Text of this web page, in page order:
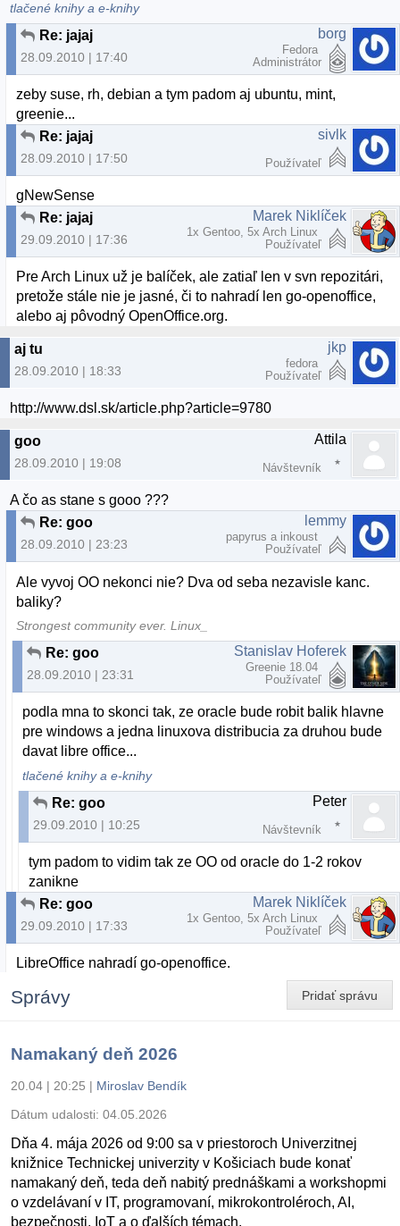
tlačené knihy a e-knihy
Re: jajaj
28.09.2010 | 17:40
borg
Fedora
Administrátor
zeby suse, rh, debian a tym padom aj ubuntu, mint,
greenie...
Re: jajaj
28.09.2010 | 17:50
sivlk
Používateľ
gNewSense
Re: jajaj
29.09.2010 | 17:36
Marek Niklíček
1x Gentoo, 5x Arch Linux
Používateľ
Pre Arch Linux už je balíček, ale zatiaľ len v svn repozitári,
pretože stále nie je jasné, či to nahradí len go-openoffice,
alebo aj pôvodný OpenOffice.org.
aj tu
28.09.2010 | 18:33
jkp
fedora
Používateľ
http://www.dsl.sk/article.php?article=9780
goo
28.09.2010 | 19:08
Attila
Návštevník
A čo as stane s gooo ???
Re: goo
28.09.2010 | 23:23
lemmy
papyrus a inkoust
Používateľ
Ale vyvoj OO nekonci nie? Dva od seba nezavisle kanc.
baliky?
Strongest community ever. Linux_
Re: goo
28.09.2010 | 23:31
Stanislav Hoferek
Greenie 18.04
Používateľ
podla mna to skonci tak, ze oracle bude robit balik hlavne
pre windows a jedna linuxova distribucia za druhou bude
davat libre office...
tlačené knihy a e-knihy
Re: goo
29.09.2010 | 10:25
Peter
Návštevník
tym padom to vidim tak ze OO od oracle do 1-2 rokov
zanikne
Re: goo
29.09.2010 | 17:33
Marek Niklíček
1x Gentoo, 5x Arch Linux
Používateľ
LibreOffice nahradí go-openoffice.
Pridať správu
Správy
Namakaný deň 2026
20.04 | 20:25 | Miroslav Bendík
Dátum udalosti: 04.05.2026
Dňa 4. mája 2026 od 9:00 sa v priestoroch Univerzitnej
knižnice Technickej univerzity v Košiciach bude konať
namakaný deň, teda deň nabitý prednáškami a workshopmi
o vzdelávaní v IT, programovaní, mikrokontroléroch, AI,
bezpečnosti, IoT a o ďalších témach.